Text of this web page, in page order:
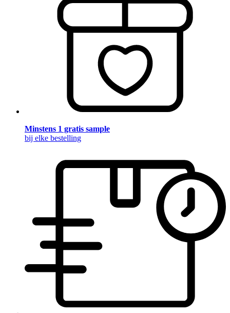
Minstens 1 gratis sample
bij elke bestelling